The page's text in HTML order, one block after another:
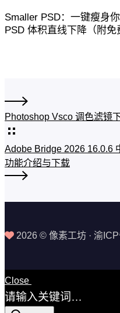
Smaller PSD：一键瘦身
PSD 体积直线下降（附免
Photoshop Vsco 调色滤镜
Adobe Bridge 2026 16.0.6
功能介绍与下载
2026 © 像素工坊 · 渝
Close
请输入关键词…